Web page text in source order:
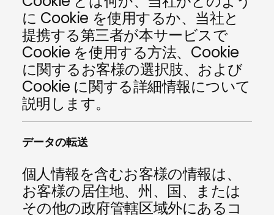
に Cookie を使用するか、当社と
提携する第三者が本サービスで
Cookie を使用する方法、Cookie
に関するお客様の選択肢、および
Cookie に関する詳細情報について
説明します。
データの転送
個人情報を含むお客様の情報は、
お客様の居住地、州、国、または
その他の政府管轄区域外にあるコ